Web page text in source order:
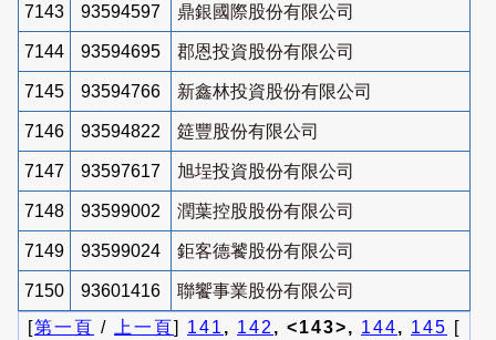
7143 93594597 鼎銀國際股份有限公司
7144 93594695 郡恩投資股份有限公司
7145 93594766 新鑫林投資股份有限公司
7146 93594822 筵豐股份有限公司
7147 93597617 旭埕投資股份有限公司
7148 93599002 潤葉控股股份有限公司
7149 93599024 鉅客德饕股份有限公司
7150 93601416
聯饗事業股份有限公司
[第一頁 / 上一頁] 141 , 142 , <143>, 144, 145 [